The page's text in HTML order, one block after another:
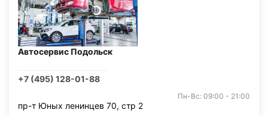
Автосервис Подольск
+7 (495) 128-01-88
Пн-Вс: 09:00 - 21:00
пр-т Юных ленинцев 70, стр 2